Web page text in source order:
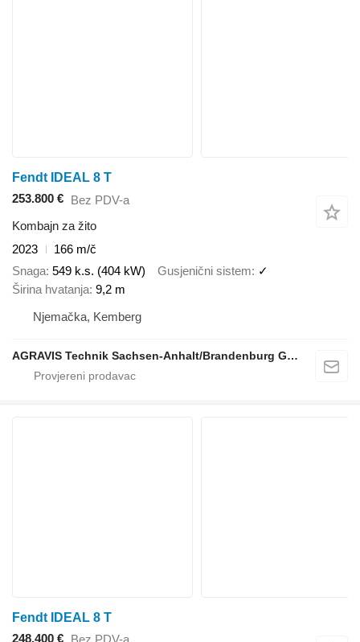
Fendt IDEAL 8 T
253.800 € Bez PDV-a
Kombajn za žito
2023
166 m/č
Snaga 549 k.s. (404 kW) Gusjenični sistem
✓
Širina hvatanja 9,2 m
Njemačka, Kemberg
AGRAVIS Technik Sachsen-Anhalt/Brandenburg GmbH
Fendt IDEAL 8 T
248.400 €